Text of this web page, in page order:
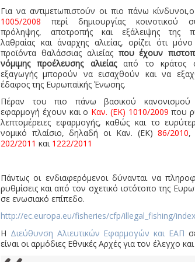
Για να αντιμετωπιστούν οι πιο πάνω κίνδυνοι,ο
1005/2008 περί δημιουργίας κοινοτικού
πρόληψης, αποτροπής και εξάλειψης της
λαθραίας και άναρχης αλιείας, ορίζει ότι μόνο
προϊόντα θαλάσσιας αλιείας που έχουν
νόμιμης προέλευσης αλιείαςαπό το κράτος
εξαγωγής μπορούν να εισαχθούν και να
έδαφος της Ευρωπαϊκής Ένωσης.
Πέραν του πιο πάνω βασικού κανονισμού
εφαρμογή έχουν και ο Καν. (ΕΚ) 1010/2009 που
λεπτομέρειες εφαρμογής, καθώς και το
νομικό πλαίσιο, δηλαδή οι Καν. (ΕΚ)86/2010
202/2011 και 1222/2011
Πάντως οι ενδιαφερόμενοι δύνανται να
ρυθμίσεις και από τον σχετικό ιστότοπο της
σε ενωσιακό επίπεδο.
http://ec.europa.eu/fisheries/cfp/illegal_fishing/
Η Διεύθυνση Αλιευτικών Εφαρμογών και ΕΑΠ
είναι οι αρμόδιες Εθνικές Αρχές για τον έλεγχο